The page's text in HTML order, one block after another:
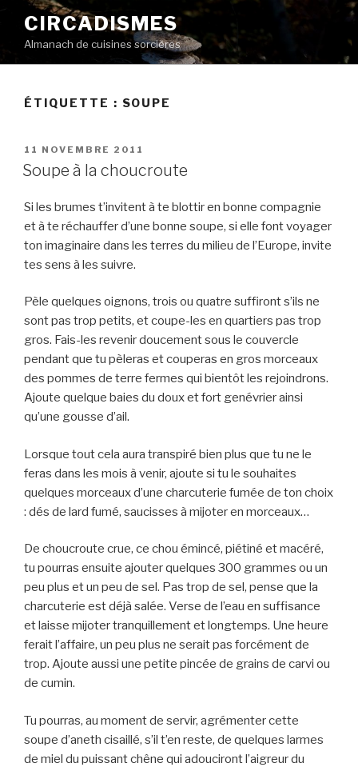
contenu
principal
CIRCADISMES
Almanach de cuisines sorcières
ÉTIQUETTE : SOUPE
PUBLIÉ
LE
11 NOVEMBRE 2011
Soupe à la choucroute
Si les brumes t’invitent à te blottir en bonne compagnie
et à te réchauffer d’une bonne soupe, si elle font voyager
ton imaginaire dans les terres du milieu de l’Europe, invite
tes sens à les suivre.
Pèle quelques oignons, trois ou quatre suffiront s’ils ne
sont pas trop petits, et coupe-les en quartiers pas trop
gros. Fais-les revenir doucement sous le couvercle
pendant que tu pèleras et couperas en gros morceaux
des pommes de terre fermes qui bientôt les rejoindrons.
Ajoute quelque baies du doux et fort genévrier ainsi
qu’une gousse d’ail.
Lorsque tout cela aura transpiré bien plus que tu ne le
feras dans les mois à venir, ajoute si tu le souhaites
quelques morceaux d’une charcuterie fumée de ton choix
: dés de lard fumé, saucisses à mijoter en morceaux…
De choucroute crue, ce chou émincé, piétiné et macéré,
tu pourras ensuite ajouter quelques 300 grammes ou un
peu plus et un peu de sel. Pas trop de sel, pense que la
charcuterie est déjà salée. Verse de l’eau en suffisance
et laisse mijoter tranquillement et longtemps. Une heure
ferait l’affaire, un peu plus ne serait pas forcément de
trop. Ajoute aussi une petite pincée de grains de carvi ou
de cumin.
Tu pourras, au moment de servir, agrémenter cette
soupe d’aneth cisaillé, s’il t’en reste, de quelques larmes
de miel du puissant chêne qui adouciront l’aigreur du